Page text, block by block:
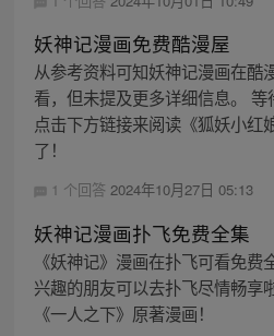
妖神记漫画免费酷漫屋
从参考资料可知妖神记漫画在酷
看，但未提及更多详细信息。
点击下方链接来阅读《狐妖小红
了！
1 个回答 2024年10月27日 05:13
妖神记漫画扑飞免费全集
《妖神记》漫画在扑飞可看免
兴趣的朋友可以去扑飞尽情畅享
《一人之下》原著漫画！